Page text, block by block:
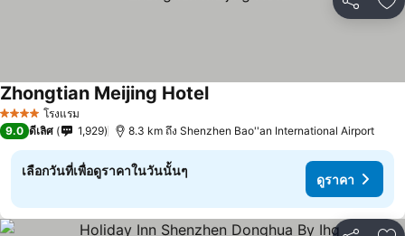
แชร์ เ
4 ดาว โรงแรม
Zhongtian Meijing Hotelดูราคา
9.0 ดีเลิศ 1,929 8.3 km ถึง Shenzhen Bao''an International Airport
เลือกวันที่เพื่อดูราคาในวันนั้นๆ
ดูราคา